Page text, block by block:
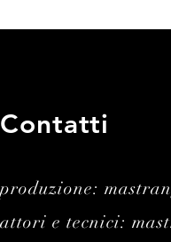
produzione:
attori e tecnici:
Contatti